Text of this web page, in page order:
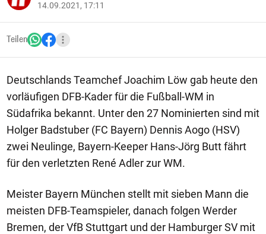
14.09.2021, 17:11
Teilen
Deutschlands Teamchef Joachim Löw gab heute den
vorläufigen DFB-Kader für die Fußball-WM in
Südafrika bekannt. Unter den 27 Nominierten sind mit
Holger Badstuber (FC Bayern) Dennis Aogo (HSV)
zwei Neulinge, Bayern-Keeper Hans-Jörg Butt fährt
für den verletzten René Adler zur WM.
Meister Bayern München stellt mit sieben Mann die
meisten DFB-Teamspieler, danach folgen Werder
Bremen, der VfB Stuttgart und der Hamburger SV mit